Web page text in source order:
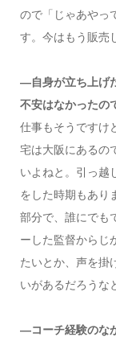
ので「じゃあやっ
す。今はもう販売
—自身が立ち上げ
不安はなかったの
仕事もそうですけ
宅は大阪にあるの
いよねと。引っ越
をした時期もあり
部分で、誰にでも
ーした監督からじ
たいとか、声を掛
いがあるだろうな
—コーチ経験のな